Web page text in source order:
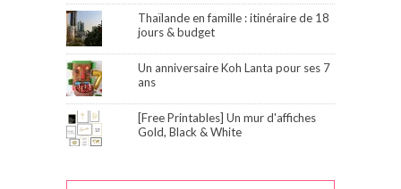
Thaïlande en famille : itinéraire de 18
jours & budget
Un anniversaire Koh Lanta pour ses 7
ans
[Free Printables] Un mur d'affiches
Gold, Black & White